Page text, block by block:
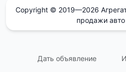
Copyright © 2019—2026
продажи
Дать объявление